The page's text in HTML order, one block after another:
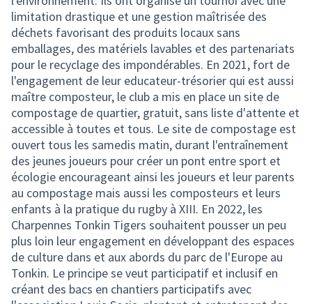
limitation drastique et une gestion maîtrisée des
déchets favorisant des produits locaux sans
emballages, des matériels lavables et des partenariats
pour le recyclage des impondérables. En 2021, fort de
l'engagement de leur educateur-trésorier qui est aussi
maître composteur, le club a mis en place un site de
compostage de quartier, gratuit, sans liste d'attente et
accessible à toutes et tous. Le site de compostage est
ouvert tous les samedis matin, durant l'entraînement
des jeunes joueurs pour créer un pont entre sport et
écologie encourageant ainsi les joueurs et leur parents
au compostage mais aussi les composteurs et leurs
enfants à la pratique du rugby à XIII. En 2022, les
Charpennes Tonkin Tigers souhaitent pousser un peu
plus loin leur engagement en développant des espaces
de culture dans et aux abords du parc de l'Europe au
Tonkin. Le principe se veut participatif et inclusif en
créant des bacs en chantiers participatifs avec